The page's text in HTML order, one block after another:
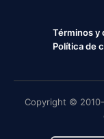
Términos y
Política de
Copyright ©